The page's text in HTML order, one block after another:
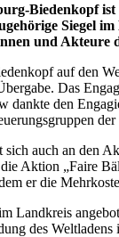
Biedenkopf ist
Siegel
und Akteure
auf den
Das
dankte den
auch an den
Aktion „Faire
er die
Landkreis
des